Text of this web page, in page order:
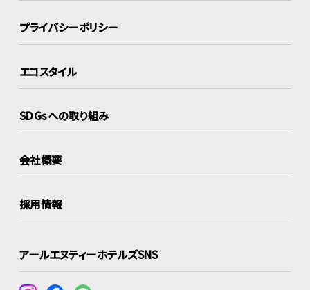
プライバシーポリシー
エコスタイル
SDGsへの取り組み
会社概要
採用情報
アールエヌティーホテルズSNS